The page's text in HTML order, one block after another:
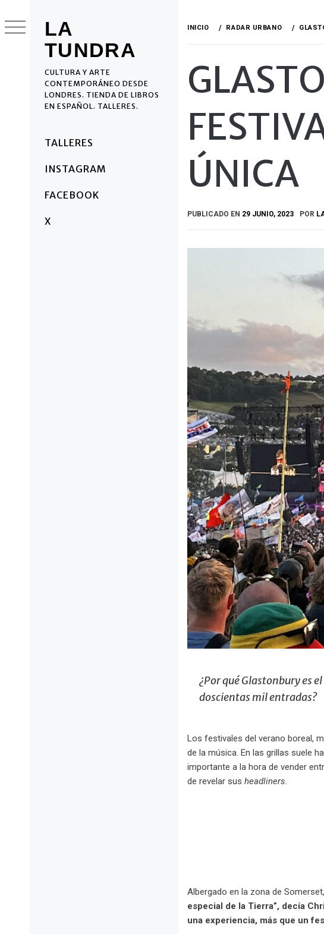
LA
TUNDRA
CULTURA Y ARTE
CONTEMPORÁNEO DESDE
LONDRES. TIENDA DE LIBROS
EN ESPAÑOL. TALLERES.
principal
TALLERES
INSTAGRAM
FACEBOOK
X
al
contenido
INICIO RADAR URBANO
ÚNICA
PUBLICADO EN 29 JUNIO, 2023 POR
¿Por qué Glastonbury es
doscientas mil entradas?
Los festivales del verano boreal,
de la música. En las grillas suele
importante a la hora de vender
de revelar sus headliners
Albergado en la zona de
especial de la Tierra”, decía
una experiencia, más que un